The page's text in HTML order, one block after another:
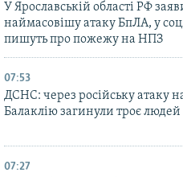
У Ярославській області РФ
наймасовішу атаку БпЛА, у
пишуть про пожежу на НПЗ
07:53
ДСНС: через російську атаку
Балаклію загинули троє людей
07:27